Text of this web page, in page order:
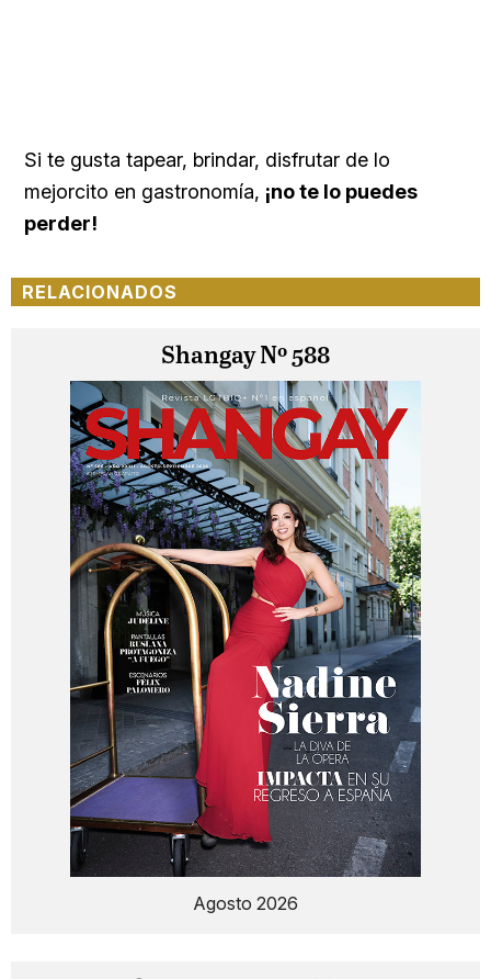
Si te gusta tapear, brindar, disfrutar de lo
mejorcito en gastronomía, ¡no te lo puedes
perder!
RELACIONADOS
Shangay Nº 588
Agosto 2026